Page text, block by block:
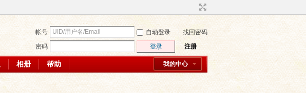
帐号 自动登录
找回密码
密码
登录 注册
我的中心
相册 帮助